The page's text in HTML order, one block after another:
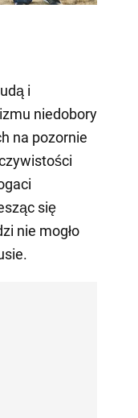
i
niedobory
na pozornie
się
nie mogło